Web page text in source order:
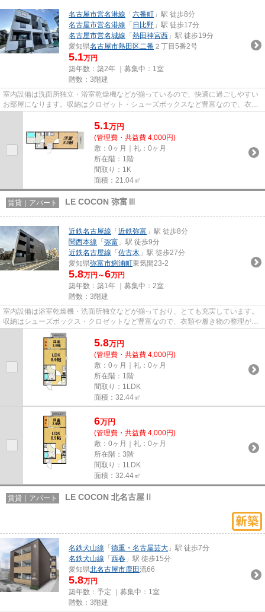
名古屋市営名港線 「 六番町 」駅 徒歩8分
名古屋市営名港線 「 日比野 」駅 徒歩17分
名古屋市営名城線 「 熱田神宮西 」駅 徒歩19分
愛知県名古屋市熱田区二番 ２丁目5番2号
5.1万円
築年数：築2年 ｜募集中： 1室
階数：3階建
室内設備は洗面所独立・浴室乾燥機などが揃っているので、快適に過ごしやすい
お部屋になります。収納はクロゼット・シューズボックスなど豊富なので、衣類
5.1万円
(管理費・共益費 4,000円)
敷：0ヶ月｜礼：0ヶ月
所在階：1階
間取り：1K
面積：21.04㎡
賃貸｜アパート LE COCON 弥富Ⅲ
近鉄名古屋線 「 近鉄弥富 」駅 徒歩8分
関西本線 「 弥富 」駅 徒歩9分
近鉄名古屋線 「 佐古木 」駅 徒歩27分
愛知県弥富市鯏浦町東気開23-2
5.8万円～6万円
築年数：築1年 ｜募集中： 2室
階数：3階建
室内設備は浴室乾燥機・洗面所独立などが揃っており、とても充実しています。
収納はシューズボックス・クロゼットなど豊富なので、衣類や履き物の整理がし
やすく便利です。梅雨のジメ...
5.8万円
(管理費・共益費 4,000円)
敷：0ヶ月｜礼：0ヶ月
所在階：1階
間取り：1LDK
面積：32.44㎡
6万円
(管理費・共益費 4,000円)
敷：0ヶ月｜礼：0ヶ月
所在階：3階
間取り：1LDK
面積：32.44㎡
賃貸｜アパート LE COCON 北名古屋Ⅱ
名鉄犬山線 「 徳重・名古屋芸大 」駅 徒歩7分
名鉄犬山線 「 西春 」駅 徒歩15分
愛知県北名古屋市鹿田流66
5.8万円
築年数：予定 ｜募集中： 1室
階数：3階建